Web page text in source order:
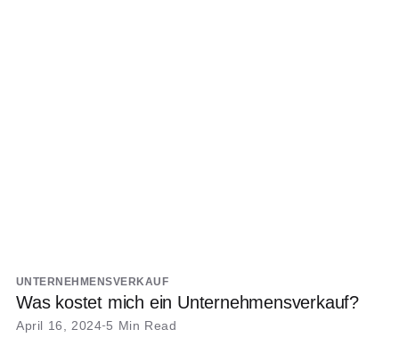
UNTERNEHMENSVERKAUF
Was kostet mich ein Unternehmensverkauf?
April 16, 2024 5 Min Read